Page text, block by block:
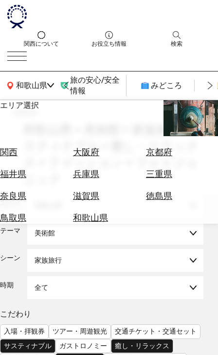
関西について お役立ち情報 検索
和歌山県
関西広域MAP
旅の安心/安全
情報
みどころ
エリア選択
関西 大阪府
京都府
福井県
兵庫県
三重県
奈良県
滋賀県
徳島県
鳥取県
和歌山県
エ
券
テ
を
る
search
和歌山県 × 美術館 × 家族旅行 × サ
スティナブル × 癒し・リラック
ニック
エリア
テーマ 美術館
シーン 家族旅行
時期 全て
こだわり
入場・拝観券 ツアー・周遊観光
交通チケット・交通セット
サスティナブル
ガストロノミー
癒し・リラックス